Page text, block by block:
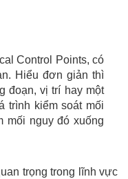
Control Points, có
Hiểu đơn giản thì
đoạn, vị trí hay một
trình kiểm soát mối
mối nguy đó xuống
trọng trong lĩnh vực